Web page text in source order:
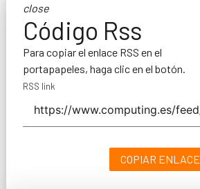
close
Código Rss
Para copiar el enlace RSS en el
portapapeles, haga clic en el botón.
RSS link
COPIAR ENLACE